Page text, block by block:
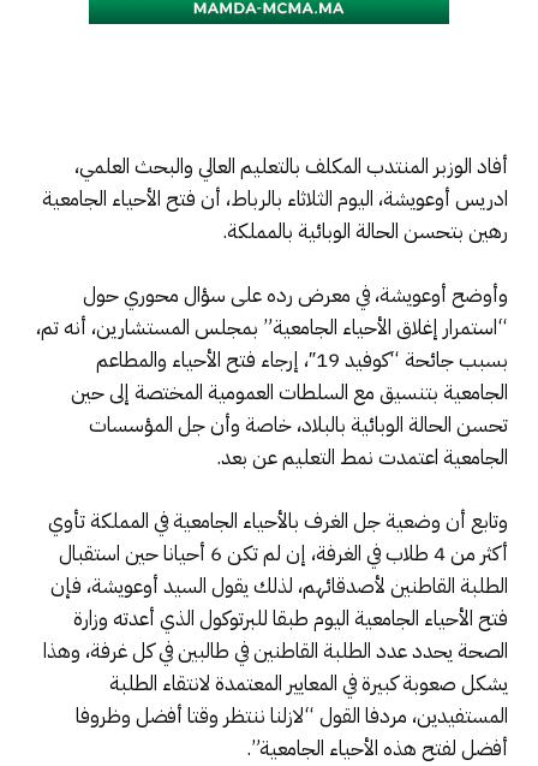
أفاد الوزبر المنتدب المكلف بالتعليم العالي والبحث العلمي،
ادريس أوعويشة، اليوم الثلاثاء بالرباط، أن فتح الأحياء الجامعية
رهين بتحسن الحالة الوبائية بالمملكة.
وأوضح أوعويشة، في معرض رده على سؤال محوري حول
“استمرار إغلاق الأحياء الجامعية” بمجلس المستشارين، أنه تم،
بسبب جائحة “كوفيد 19″، إرجاء فتح الأحياء والمطاعم
الجامعية بتنسيق مع السلطات العمومية المختصة إلى حين
تحسن الحالة الوبائية بالبلاد، خاصة وأن جل المؤسسات
الجامعية اعتمدت نمط التعليم عن بعد.
وتابع أن وضعية جل الغرف بالأحياء الجامعية في المملكة تأوي
أكثر من 4 طلاب في الغرفة، إن لم تكن 6 أحيانا حين استقبال
الطلبة القاطنين لأصدقائهم، لذلك يقول السيد أوعويشة، فإن
فتح الأحياء الجامعية اليوم طبقا للبرتوكول الذي أعدته وزارة
الصحة يحدد عدد الطلبة القاطنين في طالبين في كل غرفة، وهذا
يشكل صعوبة كبيرة في المعايير المعتمدة لانتقاء الطلبة
المستفيدين، مردفا القول “لازلنا ننتظر وقتا أفضل وظروفا
أفضل لفتح هذه الأحياء الجامعية”.